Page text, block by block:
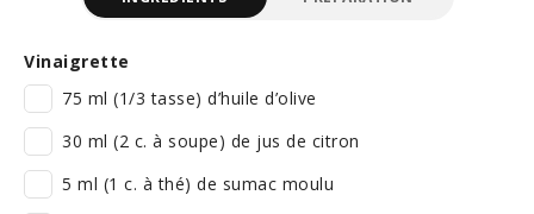
Vinaigrette
75 ml (1/3 tasse) d’huile d’olive
30 ml (2 c. à soupe) de jus de citron
5 ml (1 c. à thé) de sumac moulu